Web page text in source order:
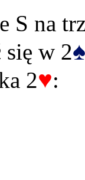
S na
się w 2♠
2♥: